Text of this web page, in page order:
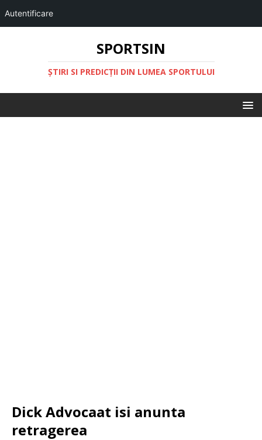
Autentificare
SPORTSIN
ŞTIRI SI PREDICŢII DIN LUMEA SPORTULUI
Dick Advocaat isi anunta
retragerea